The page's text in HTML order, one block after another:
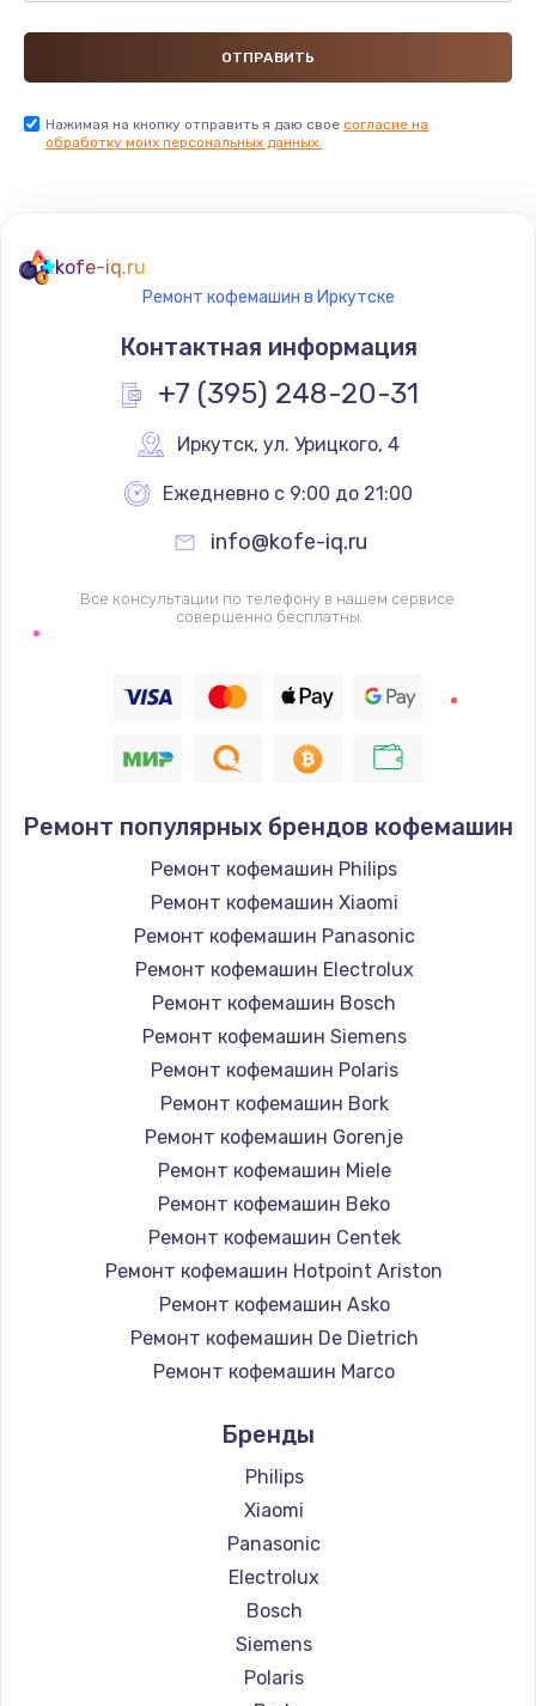
Нажимая на кнопку отправить я даю свое согласие на
обработку моих персональных данных.
kofe-iq.ru
Ремонт кофемашин в Иркутске
Контактная информация
+7 (395) 248-20-31
Иркутск, ул. Урицкого, 4
Ежедневно с 9:00 до 21:00
info@kofe-iq.ru
Все консультации по телефону в нашем сервисе
совершенно бесплатны
Ремонт популярных брендов кофемашин
Ремонт кофемашин Philips
Ремонт кофемашин Xiaomi
Ремонт кофемашин Panasonic
Ремонт кофемашин Electrolux
Ремонт кофемашин Bosch
Ремонт кофемашин Siemens
Ремонт кофемашин Polaris
Ремонт кофемашин Bork
Ремонт кофемашин Gorenje
Ремонт кофемашин Miele
Ремонт кофемашин Beko
Ремонт кофемашин Centek
Ремонт кофемашин Hotpoint Ariston
Ремонт кофемашин Asko
Ремонт кофемашин De Dietrich
Ремонт кофемашин Marco
Ремонт кофемашин Jura
Ремонт кофемашин Olympia
Ремонт кофемашин Saeco
Ремонт кофемашин La Cimbali
Ремонт кофемашин WMF
Ремонт кофемашин Yamaguchi
Ремонт кофемашин Nivona
Ремонт кофемашин Astoria
Бренды
Philips
Xiaomi
Panasonic
Electrolux
Bosch
Siemens
Polaris